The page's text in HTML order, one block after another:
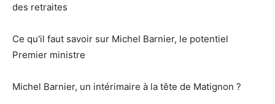
des retraites
Ce qu'il faut savoir sur Michel Barnier, le potentiel
Premier ministre
Michel Barnier, un intérimaire à la tête de Matignon ?